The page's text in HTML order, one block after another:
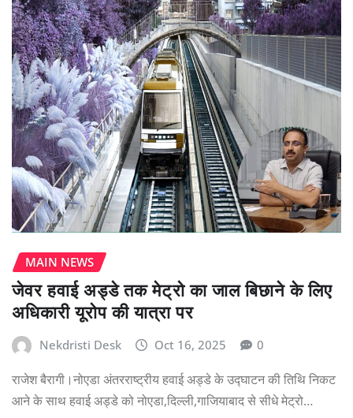
MAIN NEWS
जेवर हवाई अड्डे तक मेट्रो का जाल बिछाने के लिए
अधिकारी यूरोप की यात्रा पर
Nekdristi Desk Oct 16, 2025 0
राजेश बैरागी।नोएडा अंतरराष्ट्रीय हवाई अड्डे के उद्घाटन की तिथि निकट
आने के साथ हवाई अड्डे को नोएडा,दिल्ली,गाजियाबाद से सीधे मेट्रो…